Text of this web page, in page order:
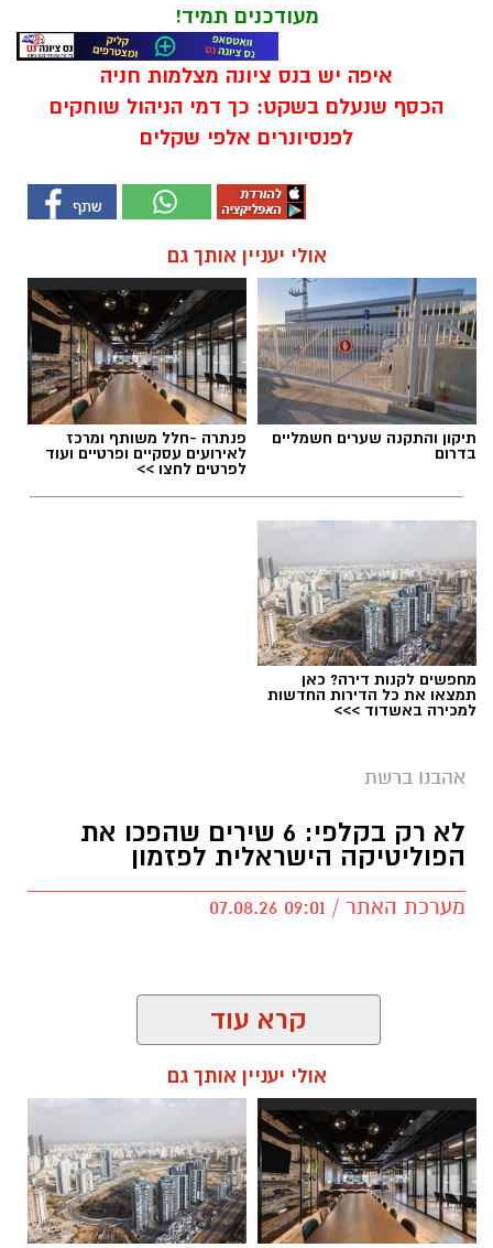
מעודכנים תמיד!
איפה יש בנס ציונה מצלמות חניה
הכסף שנעלם בשקט: כך דמי הניהול שוחקים
לפנסיונרים אלפי שקלים
אולי יעניין אותך גם
תיקון והתקנה שערים חשמליים
בדרום
פנתרה -חלל משותף ומרכז
לאירועים עסקיים ופרטיים ועוד
לפרטים לחצו >>
מחפשים לקנות דירה? כאן
תמצאו את כל הדירות החדשות
למכירה באשדוד >>>
אהבנו ברשת
לא רק בקלפי: 6 שירים שהפכו את
הפוליטיקה הישראלית לפזמון
מערכת האתר / 09:01 07.08.26
טקסט פוליטי, שירים פוליטיים
חברתית
קרא עוד
אולי יעניין אותך גם